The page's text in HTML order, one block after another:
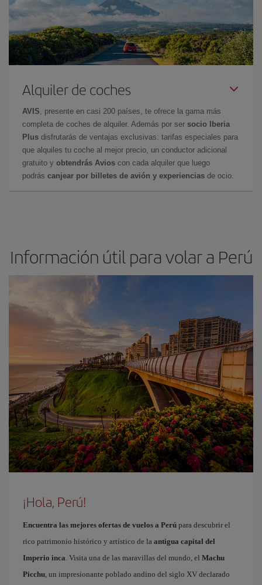
Alquiler de coches
AVIS , presente en casi 200 países, te ofrece la gama más
completa de coches de alquiler. Además por ser socio Iberia
Plus disfrutarás de ventajas exclusivas: tarifas especiales para
que alquiles tu coche al mejor precio, un conductor adicional
gratuito y obtendrás Avios con cada alquiler que luego
podrás canjear por billetes de avión y experiencias de ocio.
Información útil para volar a Perú
¡Hola, Perú!
Encuentra las mejores ofertas de vuelos a Perú para descubrir el
rico patrimonio histórico y artístico de la antigua capital del
Imperio inca . Visita una de las maravillas del mundo, el Machu
Picchu , un impresionante poblado andino del siglo XV declarado